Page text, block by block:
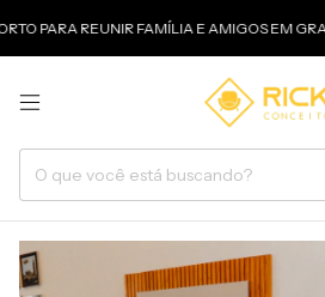
PARA REUNIR FAMÍLIA E AMIGOS EM